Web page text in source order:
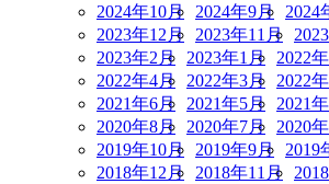
2024年10月 2024年9月 2024
2023年12月
2023年11月
2023年2月
2023年1月 2022
2022年4月
2022年3月 2022
2021年6月
2021年5月 2021
2020年8月
2020年7月 2020
2019年10月
2019年9月 2019
2018年12月
2018年11月